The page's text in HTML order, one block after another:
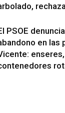
PSOE
en las